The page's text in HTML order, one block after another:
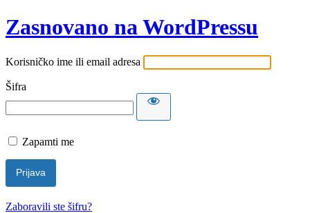
Zasnovano na WordPressu
Korisničko ime ili email adresa
Šifra
Zapamti me
Zaboravili ste šifru?